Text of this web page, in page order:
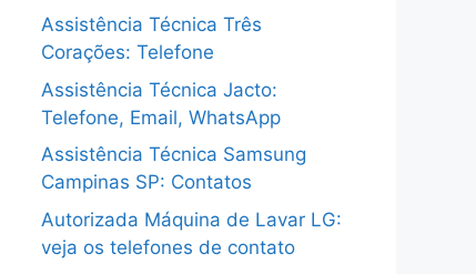
Assistência Técnica Três
Corações: Telefone
Assistência Técnica Jacto:
Telefone, Email, WhatsApp
Assistência Técnica Samsung
Campinas SP: Contatos
Autorizada Máquina de Lavar LG:
veja os telefones de contato